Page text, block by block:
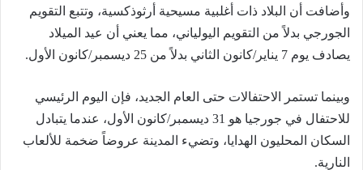
وأضافت أن البلاد ذات أغلبية مسيحية أرثوذكسية، وتتبع التقويم
الجورجي بدلاً من التقويم اليولياني، مما يعني أن عيد الميلاد
يصادف يوم 7 يناير/كانون الثاني بدلاً من 25 ديسمبر/كانون الأول.
وبينما تستمر الاحتفالات حتى العام الجديد، فإن اليوم الرئيسي
للاحتفال في جورجيا هو 31 ديسمبر/كانون الأول، عندما يتبادل
السكان المحليون الهدايا، وتضيء المدينة عروضاً ضخمة للألعاب
النارية.